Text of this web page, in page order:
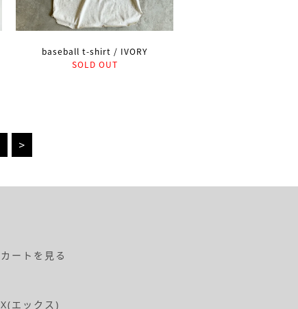
baseball t-shirt / IVORY
SOLD OUT
>
カートを見る
X(エックス)